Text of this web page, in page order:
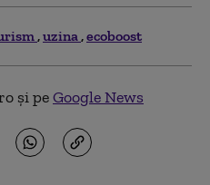
uzina ecoboost
și peGoogle News